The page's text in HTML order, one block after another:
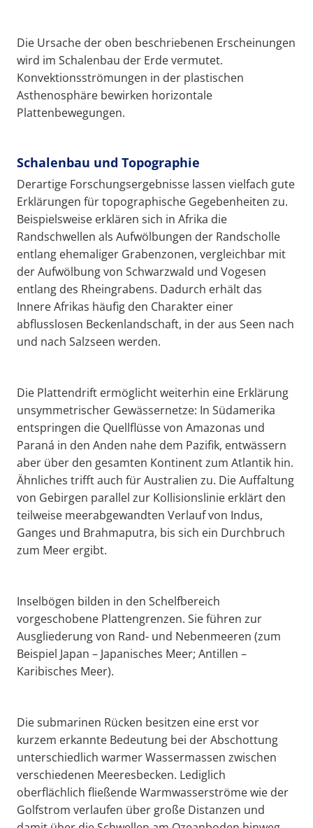
Die Ursache der oben beschriebenen Erscheinungen
wird im Schalenbau der Erde vermutet.
Konvektionsströmungen in der plastischen
Asthenosphäre bewirken horizontale
Plattenbewegungen.
Schalenbau und Topographie
Derartige Forschungsergebnisse lassen vielfach gute
Erklärungen für topographische Gegebenheiten zu.
Beispielsweise erklären sich in Afrika die
Randschwellen als Aufwölbungen der Randscholle
entlang ehemaliger Grabenzonen, vergleichbar mit
der Aufwölbung von Schwarzwald und Vogesen
entlang des Rheingrabens. Dadurch erhält das
Innere Afrikas häufig den Charakter einer
abflusslosen Beckenlandschaft, in der aus Seen nach
und nach Salzseen werden.
Die Plattendrift ermöglicht weiterhin eine Erklärung
unsymmetrischer Gewässernetze: In Südamerika
entspringen die Quellflüsse von Amazonas und
Paraná in den Anden nahe dem Pazifik, entwässern
aber über den gesamten Kontinent zum Atlantik hin.
Ähnliches trifft auch für Australien zu. Die Auffaltung
von Gebirgen parallel zur Kollisionslinie erklärt den
teilweise meerabgewandten Verlauf von Indus,
Ganges und Brahmaputra, bis sich ein Durchbruch
zum Meer ergibt.
Inselbögen bilden in den Schelfbereich
vorgeschobene Plattengrenzen. Sie führen zur
Ausgliederung von Rand- und Nebenmeeren (zum
Beispiel Japan – Japanisches Meer; Antillen –
Karibisches Meer).
Die submarinen Rücken besitzen eine erst vor
kurzem erkannte Bedeutung bei der Abschottung
unterschiedlich warmer Wassermassen zwischen
verschiedenen Meeresbecken. Lediglich
oberflächlich fließende Warmwasserströme wie der
Golfstrom verlaufen über große Distanzen und